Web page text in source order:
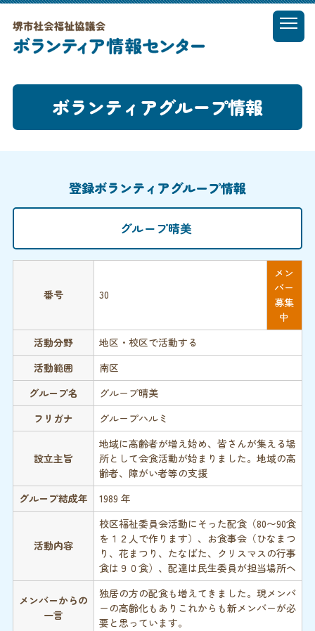
t
o
l
a
t
n
MENU
ボランティアグループ情報
登録ボランティアグループ情報
グループ晴美
番号 30
メン
バー
募集
中
活動分野
地区・校区で活動する
活動範囲
南区
グループ名
グループ晴美
フリガナ
グループハルミ
設立主旨
地域に高齢者が増え始め、皆さんが集える場
所として会食活動が始まりました。地域の高
齢者、障がい者等の支援
グループ結成年
1989 年
活動内容
校区福祉委員会活動にそった配食（80〜90食
を１２人で作ります）、お食事会（ひなまつ
り、花まつり、たなばた、クリスマスの行事
食は９０食）、配達は民生委員が担当場所へ
メンバーからの
一言
独居の方の配食も増えてきました。現メンバ
ーの高齢化もありこれからも新メンバーが必
要と思っています。